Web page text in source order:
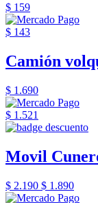
$ 159
$ 143
Camión
$ 1.690
$ 1.521
Movil
$ 2.190 $ 1.890